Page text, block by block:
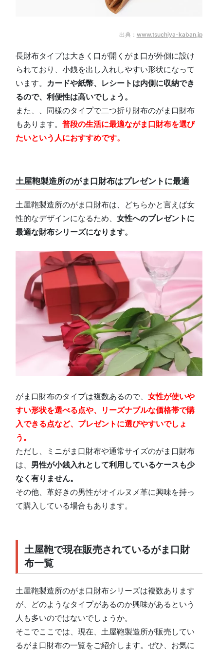
出典： www.tsuchiya-kaban.jp
長財布タイプは大きく口が開くがま口が外側に設け
られており、小銭を出し入れしやすい形状になって
います。 カードや紙幣、レシートは内側に収納でき
るので、利便性は高いでしょう。
また、、同様のタイプで二つ折り財布のがま口財布
もあります。普段の生活に最適ながま口財布を選び
たいという人におすすめです。
土屋鞄製造所のがま口財布はプレゼントに最適
土屋鞄製造所のがま口財布は、どちらかと言えば女
性的なデザインになるため、女性へのプレゼントに
最適な財布シリーズになります。
がま口財布のタイプは複数あるので、女性が使いや
すい形状を選べる点や、リーズナブルな価格帯で購
入できる点など、プレゼントに選びやすいでしょ
う。
ただし、ミニがま口財布や通常サイズのがま口財布
は、 男性が小銭入れとして利用しているケースも少
なく有りません。
その他、革好きの男性がオイルヌメ革に興味を持っ
て購入している場合もあります。
土屋鞄で現在販売されているがま口財
布一覧
土屋鞄製造所のがま口財布シリーズは複数あります
が、どのようなタイプがあるのか興味があるという
人も多いのではないでしょうか。
そこでここでは、現在、土屋鞄製造所が販売してい
るがま口財布の一覧をご紹介します。ぜひ、お気に